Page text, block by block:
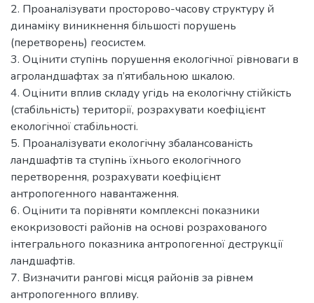
2. Проаналізувати просторово-часову структуру й
динаміку виникнення більшості порушень
(перетворень) геосистем.
3. Оцінити ступінь порушення екологічної рівноваги в
агроландшафтах за п’ятибальною шкалою.
4. Оцінити вплив складу угідь на екологічну стійкість
(стабільність) території, розрахувати коефіцієнт
екологічної стабільності.
5. Проаналізувати екологічну збалансованість
ландшафтів та ступінь їхнього екологічного
перетворення, розрахувати коефіцієнт
антропогенного навантаження.
6. Оцінити та порівняти комплексні показники
екокризовості районів на основі розрахованого
інтегрального показника антропогенної деструкції
ландшафтів.
7. Визначити рангові місця районів за рівнем
антропогенного впливу.